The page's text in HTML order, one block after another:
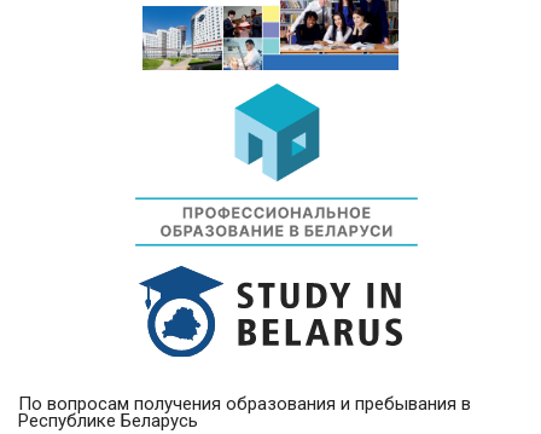
По вопросам получения образования и пребывания в
Республике Беларусь